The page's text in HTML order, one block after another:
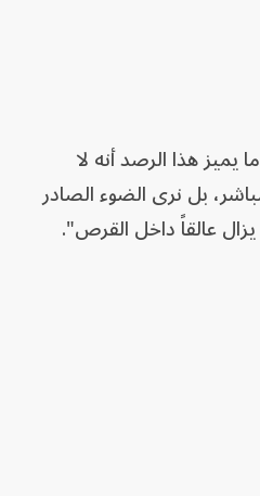
يميز هذا الرصد أنه لا
بل نرى الضوء الصادر
عالقاً داخل القرص".